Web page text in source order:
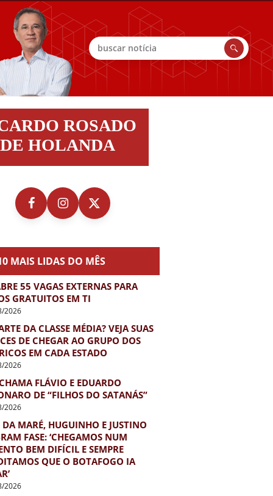
Buscar
ROSADO
DE HOLANDA
MAIS LIDAS DO MÊS
55 VAGAS EXTERNAS PARA
GRATUITOS EM TI
2026
DA CLASSE MÉDIA? VEJA SUAS
DE CHEGAR AO GRUPO DOS
EM CADA ESTADO
2026
FLÁVIO E EDUARDO
DE “FILHOS DO SATANÁS”
2026
DA MARÉ, HUGUINHO E JUSTINO
FASE: ‘CHEGAMOS NUM
BEM DIFÍCIL E SEMPRE
QUE O BOTAFOGO IA
2026